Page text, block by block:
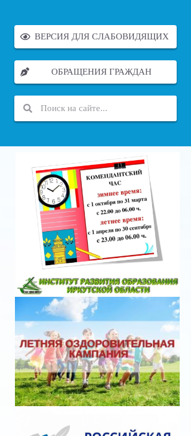
ВЕРСИЯ ДЛЯ СЛАБОВИДЯЩИХ
ОБРАЩЕНИЯ ГРАЖДАН